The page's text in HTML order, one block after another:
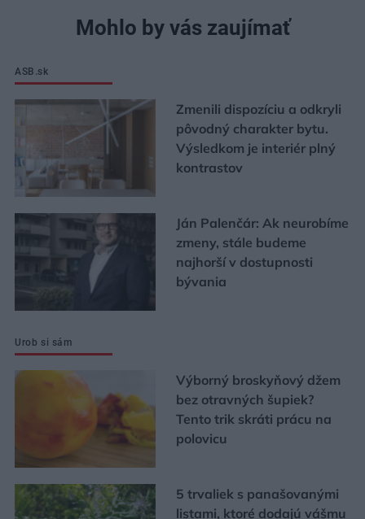
Mohlo by vás zaujímať
ASB.sk
Zmenili dispozíciu a odkryli
pôvodný charakter bytu.
Výsledkom je interiér plný
kontrastov
Ján Palenčár: Ak neurobíme
zmeny, stále budeme
najhorší v dostupnosti
bývania
Urob si sám
Výborný broskyňový džem
bez otravných šupiek?
Tento trik skráti prácu na
polovicu
5 trvaliek s panašovanými
listami, ktoré dodajú vášmu